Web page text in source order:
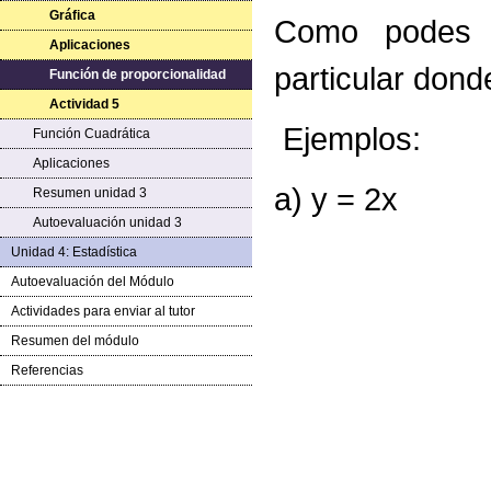
Gráfica
Aplicaciones
Función de proporcionalidad
Actividad 5
Función Cuadrática
Aplicaciones
Resumen unidad 3
Autoevaluación unidad 3
Unidad 4: Estadística
Autoevaluación del Módulo
Actividades para enviar al tutor
Resumen del módulo
Referencias
Como
particular
Ejemplos:
a) y = 2x